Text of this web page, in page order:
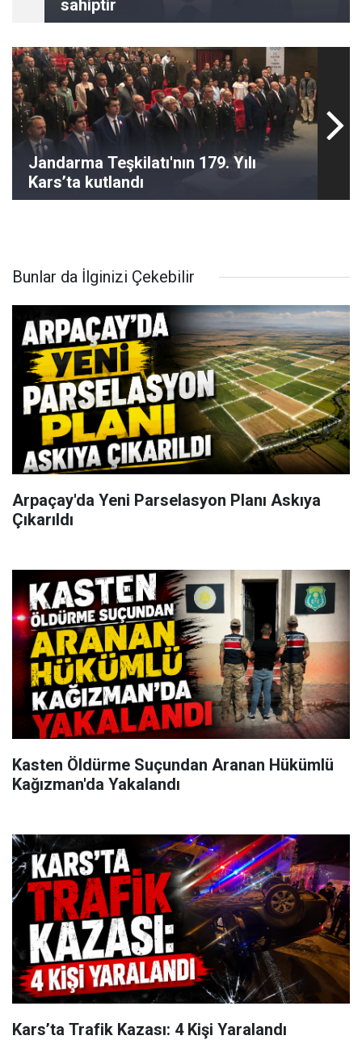
sahiptir
Jandarma Teşkilatı'nın 179. Yılı
Kars’ta kutlandı
Bunlar da İlginizi Çekebilir
Arpaçay'da Yeni Parselasyon Planı Askıya
Çıkarıldı
Kasten Öldürme Suçundan Aranan Hükümlü
Kağızman'da Yakalandı
Kars’ta Trafik Kazası: 4 Kişi Yaralandı